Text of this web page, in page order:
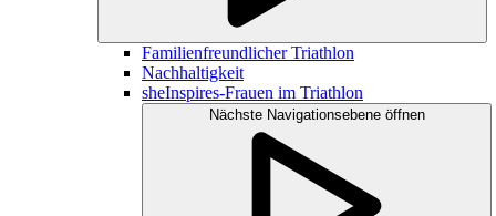
Familienfreundlicher Triathlon
Nachhaltigkeit
sheInspires-Frauen im Triathlon
Nächste Navigationsebene öffnen